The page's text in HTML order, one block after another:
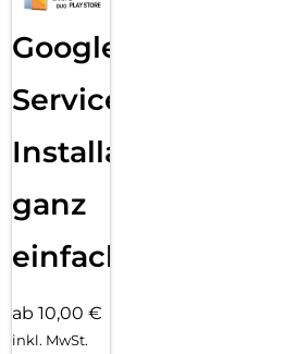
Google
Services
Installation
ganz
einfach
ab 10,00 €
inkl. MwSt.